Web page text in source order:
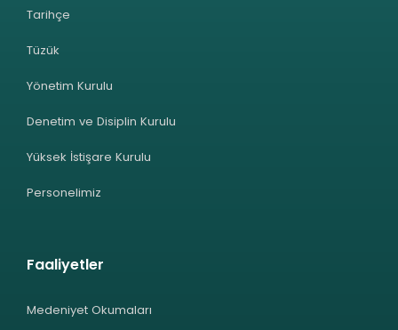
Tarihçe
Tüzük
Yönetim Kurulu
Denetim ve Disiplin Kurulu
Yüksek İstişare Kurulu
Personelimiz
Faaliyetler
Medeniyet Okumaları